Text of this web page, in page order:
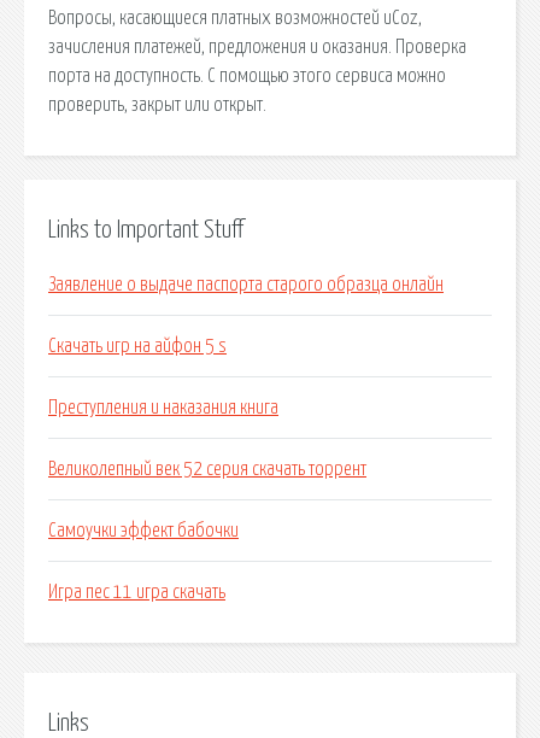
Вопросы, касающиеся платных возможностей uCoz,
зачисления платежей, предложения и оказания. Проверка
порта на доступность. С помощью этого сервиса можно
проверить, закрыт или открыт.
Links to Important Stuff
Заявление о выдаче паспорта старого образца онлайн
Скачать игр на айфон 5 s
Преступления и наказания книга
Великолепный век 52 серия скачать торрент
Самоучки эффект бабочки
Игра пес 11 игра скачать
Links